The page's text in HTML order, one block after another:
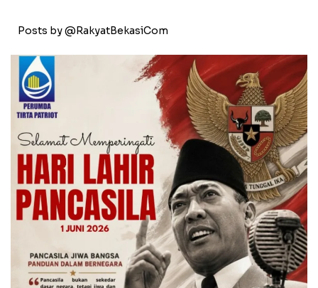
Posts by @RakyatBekasiCom